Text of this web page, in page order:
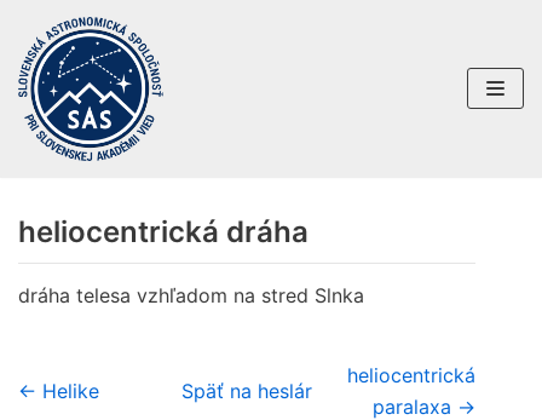
Preskočiť
na
obsah
heliocentrická dráha
dráha telesa vzhľadom na stred Slnka
← Helike Späť na heslár
heliocentrická
paralaxa →